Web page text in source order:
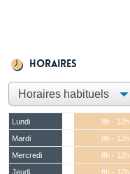
Horaires
Lundi 8h - 12h
Mardi
8h - 12h
Mercredi
8h - 12h
Jeudi
8h - 12h